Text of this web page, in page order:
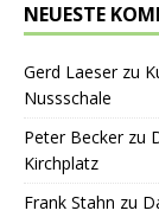
NEUESTE
Gerd Laeserzu
Nussschale
Peter Beckerzu
Kirchplatz
Frank Stahn zu